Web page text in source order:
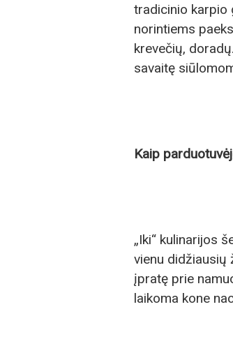
tradicinio karpio
norintiems
krevečių,
savaitę
Kaip
„Iki“ kulinarijos
vienu didžiausių
įpratę prie
laikoma kone